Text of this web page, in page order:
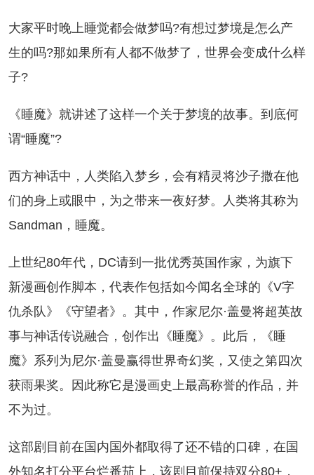
平时晚上睡觉都会做梦吗?有想过梦境是怎么产
生的吗?那如果所有人都不做梦了，世界会变成什么样
子?
魔》就讲述了这样一个关于梦境的故事。到底何
谓“睡魔”?
神话中，人类陷入梦乡，会有精灵将沙子撒在他
们的身上或眼中，为之带来一夜好梦。人类将其称为
Sandman，睡魔。
纪80年代，DC请到一批优秀英国作家，为旗下
新漫画创作脚本，代表作包括如今闻名全球的《V字
仇杀队》《守望者》。其中，作家尼尔·盖曼将超英故
事与神话传说融合，创作出《睡魔》。此后，《睡
魔》系列为尼尔·盖曼赢得世界奇幻奖，又使之第四次
获雨果奖。因此称它是漫画史上最高称誉的作品，并
不为过。
剧目前在国内国外都取得了还不错的口碑，在国
外知名打分平台烂番茄上，该剧目前保持双分80+，